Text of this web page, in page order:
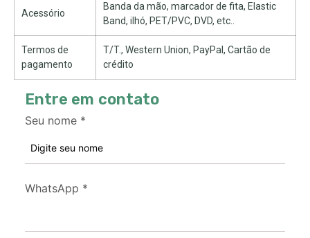
Acessório
Banda da mão, marcador de fita, Elastic
Band, ilhó, PET/PVC, DVD, etc..
Termos de
pagamento
T/T., Western Union, PayPal, Cartão de
crédito
Entre em contato
Seu nome *
WhatsApp *